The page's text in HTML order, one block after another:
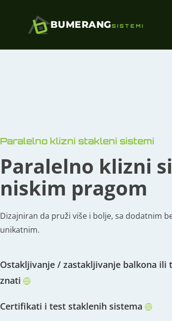
BUMERANGSISTEMI
Paralelno klizni stakleni sistemi
Paralelno klizni
niskim pragom
Dizajniran da pruži više i bolje, sa dodatnim
unikatnim.
Ostakljivanje / zastakljivanje balkona ili
znati
Certifikati i test staklenih sistema